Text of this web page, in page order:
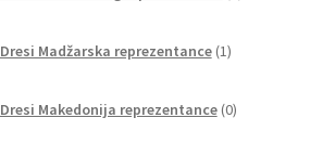
Dresi Madžarska reprezentance 1izdelek
Dresi Makedonija reprezentance 0izdelkov